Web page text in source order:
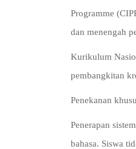
Programme
dan menengah
Kurikulum
pembangkitan
Penekanan
Penerapan
bahasa. Siswa